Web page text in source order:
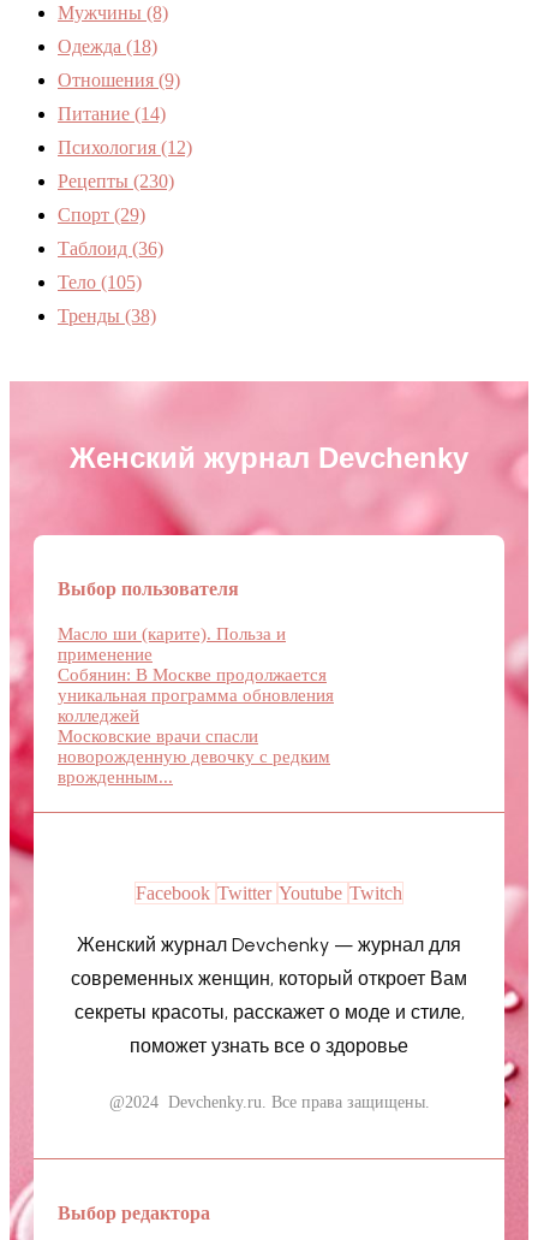
Мужчины (8)
Одежда (18)
Отношения (9)
Питание (14)
Психология (12)
Рецепты (230)
Спорт (29)
Таблоид (36)
Тело (105)
Тренды (38)
Женский журнал Devchenky
Выбор пользователя
Масло ши (карите). Польза и
применение
Собянин: В Москве продолжается
уникальная программа обновления
колледжей
Московские врачи спасли
новорожденную девочку с редким
врожденным...
Facebook Twitter Youtube Twitch
Женский журнал Devchenky — журнал для
современных женщин, который откроет Вам
секреты красоты, расскажет о моде и стиле,
поможет узнать все о здоровье
@2024 Devchenky.ru. Все права защищены.
Выбор редактора